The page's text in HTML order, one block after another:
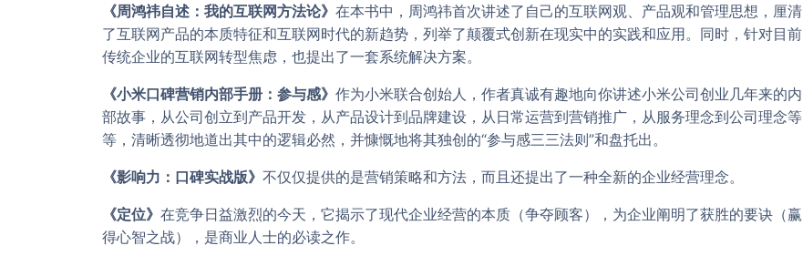
《周鸿祎自述：我的互联网方法论》 在本书中，周鸿祎首次讲述了自己的互联网观、产品观和管理思想，厘清
了互联网产品的本质特征和互联网时代的新趋势，列举了颠覆式创新在现实中的实践和应用。同时，针对目前
传统企业的互联网转型焦虑，也提出了一套系统解决方案。
《小米口碑营销内部手册：参与感》 作为小米联合创始人，作者真诚有趣地向你讲述小米公司创业几年来的内
部故事，从公司创立到产品开发，从产品设计到品牌建设，从日常运营到营销推广，从服务理念到公司理念等
等，清晰透彻地道出其中的逻辑必然，并慷慨地将其独创的“参与感三三法则”和盘托出。
《影响力：口碑实战版》 不仅仅提供的是营销策略和方法，而且还提出了一种全新的企业经营理念。
《定位》 在竞争日益激烈的今天，它揭示了现代企业经营的本质（争夺顾客），为企业阐明了获胜的要诀（赢
得心智之战），是商业人士的必读之作。